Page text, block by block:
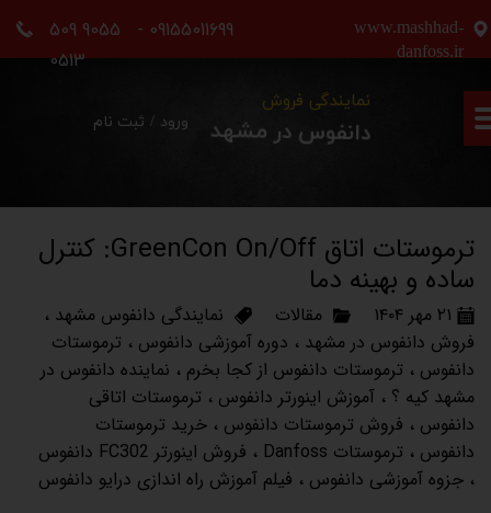
www.mashhad-
danfoss.ir
09155011699 - 9055 509
0513
نمایندگی فروش
ورود / ثبت نام
حساب کاربری من
تغییر گذر واژه
سفارشات
دانفوس در مشهد
ترموستات اتاق GreenCon On/Off: کنترل
ساده و بهینه دما
۲۱ مهر ۱۴۰۴ مقالات نمایندگی دانفوس مشهد ،
فروش دانفوس در مشهد ، دوره آموزشی دانفوس ، ترموستات
دانفوس ، ترموستات دانفوس از کجا بخرم ، نماینده دانفوس در
مشهد کیه ؟ ، آموزش اینورتر دانفوس ، ترموستات اتاقی
دانفوس ، فروش ترموستات دانفوس ، خرید ترموستات
دانفوس ، ترموستات Danfoss ، فروش اینورتر FC302 دانفوس
، جزوه آموزشی دانفوس ، فیلم آموزش راه اندازی درایو دانفوس